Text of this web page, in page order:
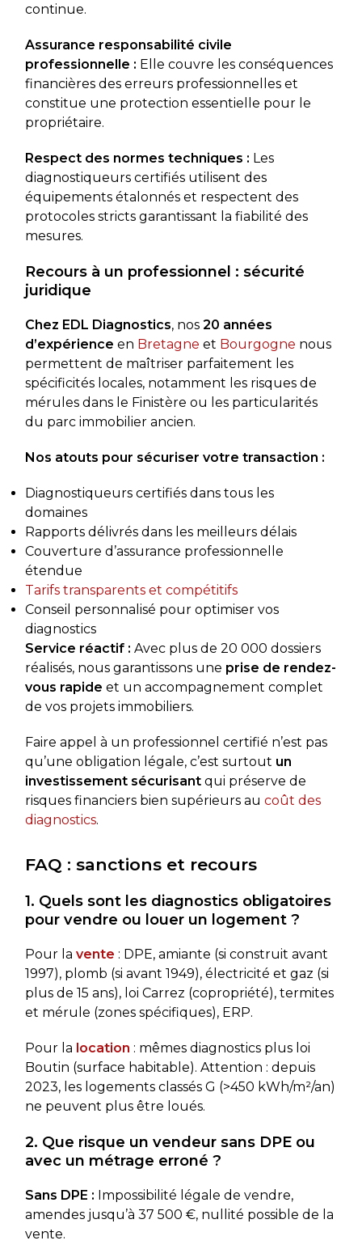
continue.
Assurance responsabilité civile
professionnelle : Elle couvre les conséquences
financières des erreurs professionnelles et
constitue une protection essentielle pour le
propriétaire.
Respect des normes techniques : Les
diagnostiqueurs certifiés utilisent des
équipements étalonnés et respectent des
protocoles stricts garantissant la fiabilité des
mesures.
Recours à un professionnel : sécurité
juridique
Chez EDL Diagnostics, nos 20 années
d’expérience en Bretagne et Bourgogne nous
permettent de maîtriser parfaitement les
spécificités locales, notamment les risques de
mérules dans le Finistère ou les particularités
du parc immobilier ancien.
Nos atouts pour sécuriser votre transaction :
Diagnostiqueurs certifiés dans tous les
domaines
Rapports délivrés dans les meilleurs délais
Couverture d’assurance professionnelle
étendue
Tarifs transparents et compétitifs
Conseil personnalisé pour optimiser vos
diagnostics
Service réactif : Avec plus de 20 000 dossiers
réalisés, nous garantissons une prise de rendez-
vous rapide et un accompagnement complet
de vos projets immobiliers.
Faire appel à un professionnel certifié n’est pas
qu’une obligation légale, c’est surtout un
investissement sécurisantqui préserve de
risques financiers bien supérieurs au coût des
diagnostics.
FAQ : sanctions et recours
1. Quels sont les diagnostics obligatoires
pour vendre ou louer un logement ?
Pour la vente : DPE, amiante (si construit avant
1997), plomb (si avant 1949), électricité et gaz (si
plus de 15 ans), loi Carrez (copropriété), termites
et mérule (zones spécifiques), ERP.
Pour la location : mêmes diagnostics plus loi
Boutin (surface habitable). Attention : depuis
2023, les logements classés G (>450 kWh/m²/an)
ne peuvent plus être loués.
2. Que risque un vendeur sans DPE ou
avec un métrage erroné ?
Sans DPE : Impossibilité légale de vendre,
amendes jusqu’à 37 500 €, nullité possible de la
vente.